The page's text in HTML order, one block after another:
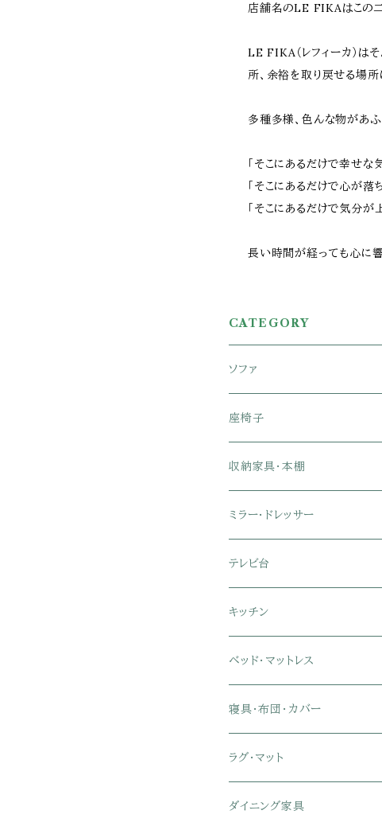
店舗名のLE FIKAはこの
LE FIKA（レフィーカ）は
所、余裕を取り戻せる場所
多種多様、色んな物があ
「そこにあるだけで幸せな
「そこにあるだけで心が落ち
「そこにあるだけで気分が
長い時間が経っても心に響
CATEGORY
ソファ
1人掛けソファ
2人掛けソファ
3人掛けソファ
フロアソファ・ローソファ
ソファベッド
カウチソファ・コーナーソファ
リクライニングソファ
スツール・オットマン
クッションソファ
座椅子
1人掛け座椅子
2人掛け座椅子
リクライニング座椅子
肘付き座椅子
座椅子カバー
ポケットコイル座椅子
収納家具・本棚
カラーボックス
本棚・書棚
衣類・タンス・チェスト
ハンガーラック
ラック・シェルフ
スチールラック・メタルラック
衣装ケース・壁面収納・ワード
ミラー・ドレッサー
ドレッサー・鏡台
ミラー・スタンドミラー
テレビ台
壁面収納・ハイタイプテレビ台
ミドルタイプテレビ台
ロータイプテレビ台
コーナーテレビ台
伸縮テレビ台
キッチン
食器棚・キッチンボード
レンジ台
キッチンワゴン
キッチンカウンター
ベッド・マットレス
ローベッド
セミシングル
シングル
収納付きベッド
セミシングル
パネルベッド
寝具・布団・カバー
掛け布団
敷き布団
ラグ・マット
ラグ・カーペット
ダイニング家具